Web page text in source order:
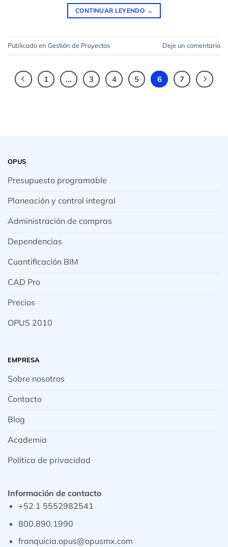
CONTINUAR LEYENDO →
Publicado en Gestión de Proyectos Deje un comentario
1 … 3 4 5 6 7
OPUS
Presupuesto programable
Planeación y control integral
Administración de compras
Dependencias
Cuantificación BIM
CAD Pro
Precios
OPUS 2010
EMPRESA
Sobre nosotros
Contacto
Blog
Academia
Política de privacidad
Información de contacto
+52 1 5552982541
800.890.1990
franquicia.opus@opusmx.com